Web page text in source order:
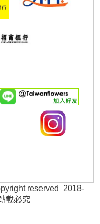
reserved 2018-
載必究